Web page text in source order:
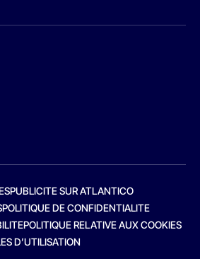
PUBLICITE SUR ATLANTICO
POLITIQUE DE CONFIDENTIALITE
POLITIQUE RELATIVE AUX COOKIES
D’UTILISATION